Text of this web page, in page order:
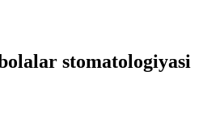
stomatologiyasi